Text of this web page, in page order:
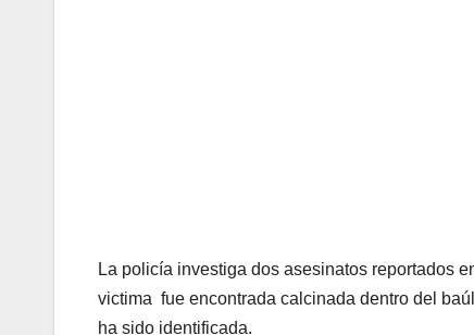
La policía investiga dos asesinatos reportados
victima fue encontrada calcinada dentro del
ha sido identificada.